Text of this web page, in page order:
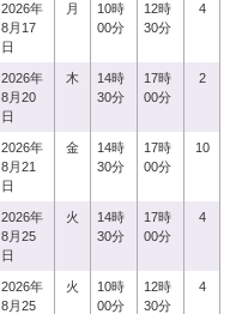
2026年
8月17
日
月
10時
00分
12時
30分
4
2026年
8月20
日
木
14時
30分
17時
00分
2
2026年
8月21
日
金
14時
30分
17時
00分
10
2026年
8月25
日
火
14時
30分
17時
00分
4
2026年
8月25
火
10時
00分
12時
30分
4